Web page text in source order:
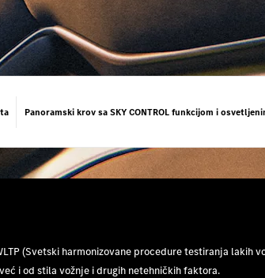
Panoramski krov sa SKY CONTROL funkcijom i
(Svetski harmonizovane procedure testiranja lakih
i od stila vožnje i drugih netehničkih faktora.